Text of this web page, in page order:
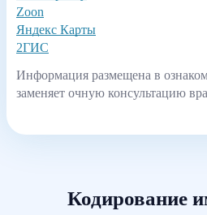
Zoon
Яндекс Карты
2ГИС
Информация размещена в
заменяет очную консультацию
Кодирование